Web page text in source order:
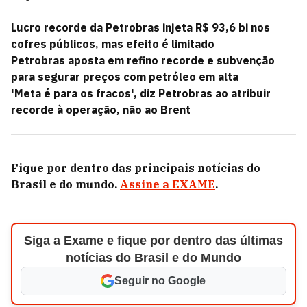
Lucro recorde da Petrobras injeta R$ 93,6 bi nos
cofres públicos, mas efeito é limitado
Petrobras aposta em refino recorde e subvenção
para segurar preços com petróleo em alta
'Meta é para os fracos', diz Petrobras ao atribuir
recorde à operação, não ao Brent
Fique por dentro das principais notícias do
Brasil e do mundo. Assine a EXAME.
Siga a Exame e fique por dentro das últimas
notícias do Brasil e do Mundo
Seguir no Google